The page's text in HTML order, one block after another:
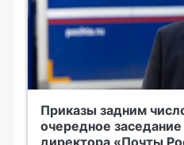
Приказы задним
очередное
директора «Почты